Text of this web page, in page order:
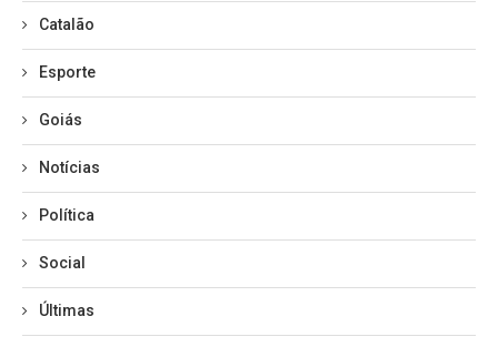
Catalão
Esporte
Goiás
Notícias
Política
Social
Últimas